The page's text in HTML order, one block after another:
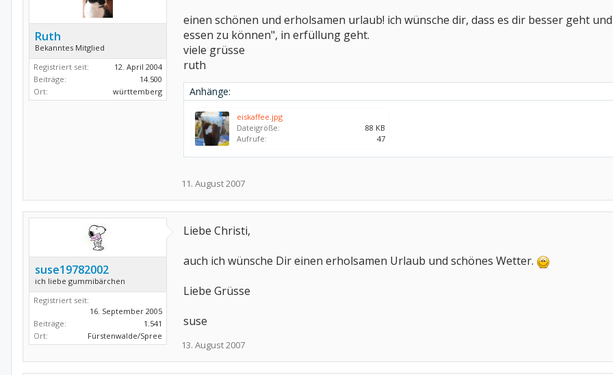
Ruth
Bekanntes Mitglied
Registriert seit:
12. April 2004
Beiträge:
14.500
Ort:
württemberg
einen schönen und erholsamen urlaub! ich wünsche dir, dass es dir besser geht
essen zu können", in erfüllung geht.
viele grüsse
ruth
Anhänge:
eiskaffee.jpg
Dateigröße:
88 KB
Aufrufe:
47
11. August 2007
suse19782002
ich liebe gummibärchen
Registriert seit:
16. September 2005
Beiträge:
1.541
Ort:
Fürstenwalde/Spree
Liebe Christi,
auch ich wünsche Dir einen erholsamen Urlaub und schönes Wetter.
Liebe Grüsse
suse
13. August 2007